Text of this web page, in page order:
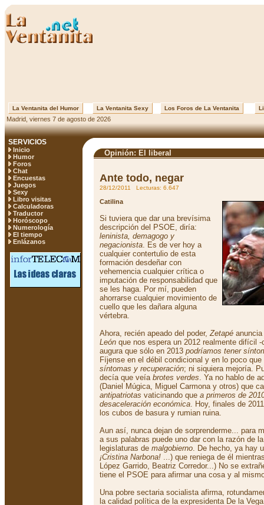
La Ventanita del Humor La Ventanita Sexy Los Foros de La Ventanita
Madrid, viernes 7 de agosto de 2026
SERVICIOS
Inicio
Humor
Foros
Chat
Encuestas
Juegos
Sexy
Libro visitas
Calculadoras
Traductor
Horóscopo
Numerología
El tiempo
Enlázanos
Opinión: El liberal
Ante todo, negar
28/12/2011 Lecturas: 6.647
Catilina
Si tuviera que dar una brevísima
descripción del PSOE, diría:
leninista, demagogo y
negacionista. Es de ver hoy a
cualquier contertulio de esta
formación desdeñar con
vehemencia cualquier crítica o
imputación de responsabilidad que
se les haga. Por mí, pueden
ahorrarse cualquier movimiento de
cuello que les dañara alguna
vértebra.
Ahora, recién apeado del poder,Zetapé
León que nos espera un 2012 realmente difícil
augura que sólo en 2013 podríamos tener
Fíjense en el débil condicional y en lo poco
síntomas y recuperación; ni siquiera mejoría.
decía que veía brotes verdes. Ya no hablo de
(Daniel Múgica, Miguel Carmona y otros) que
antipatriotas vaticinando que a primeros de
desaceleración económica. Hoy, finales de
los cubos de basura y rumian ruina.
Aun así, nunca dejan de sorprenderme... para
a sus palabras puede uno dar con la razón de
legislaturas de malgobierno. De hecho, ya hay
¡Cristina Narbona! ...) que reniega de él
López Garrido, Beatriz Corredor...) No se
tiene el PSOE para afirmar una cosa y al
Una pobre sectaria socialista afirma,
la calidad política de la expresidenta De la